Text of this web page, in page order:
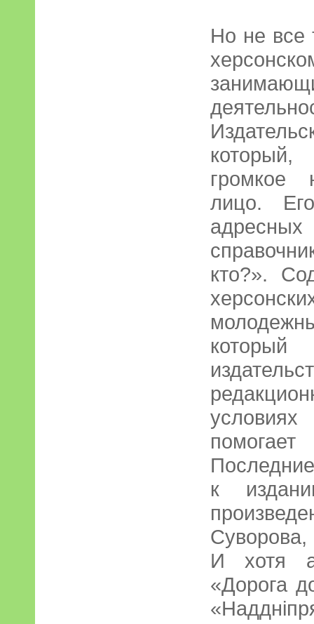
Но не все
громкое
лицо.
кто?».
к
И хотя
«Дорога